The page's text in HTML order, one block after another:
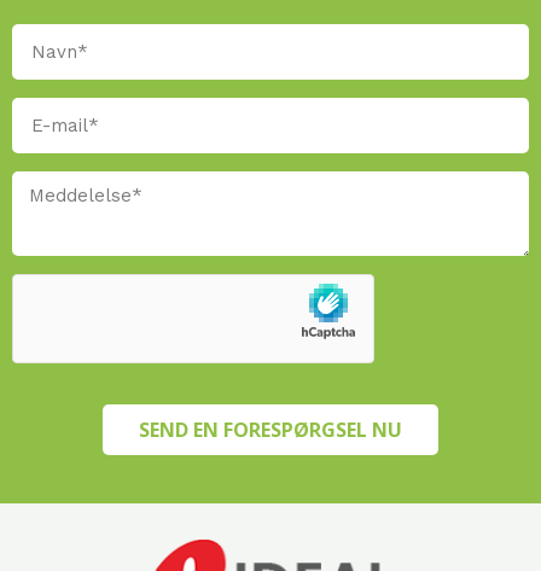
SEND EN FORESPØRGSEL NU